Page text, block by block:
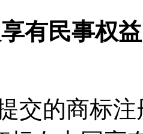
有民事权
交的商标